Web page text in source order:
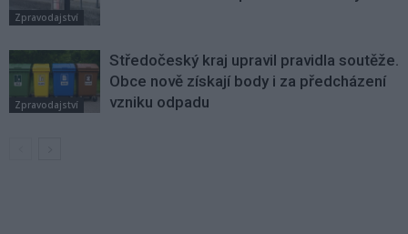
Zpravodajství
Zpravodajství
Středočeský kraj upravil pravidla soutěže.
Obce nově získají body i za předcházení
vzniku odpadu